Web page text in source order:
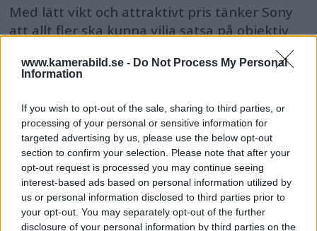
www.kamerabild.se - Do Not Process My Personal
Information
If you wish to opt-out of the sale, sharing to third parties, or
processing of your personal or sensitive information for
targeted advertising by us, please use the below opt-out
section to confirm your selection. Please note that after your
opt-out request is processed you may continue seeing
interest-based ads based on personal information utilized by
us or personal information disclosed to third parties prior to
your opt-out. You may separately opt-out of the further
disclosure of your personal information by third parties on the
Med lätt vikt och attraktivt pris tänker Sony
att allt fler ska kunna vilja satsa på objektiv
som når långt – och då med ett objektiv som
presterar bra utan att ligga i proffssegmentet.
MEST LÄST JUST NU
DJI Osmo Pocket 4P
släppt – får 10-bitars D-
Log 2 & 3x optisk zoom